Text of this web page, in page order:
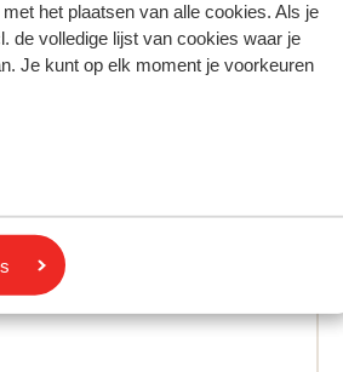
het plaatsen van alle cookies. Als je
de volledige lijst van cookies waar je
Je kunt op elk moment je voorkeuren
maar voor ons was dat
maar voor on...meer